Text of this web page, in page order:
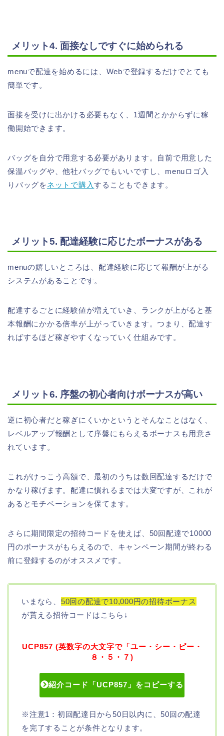
メリット4. 面接なしですぐに始められる
menuで配達を始めるには、Webで登録するだけでとても
簡単です。
面接を受けに出かける必要もなく、1週間とかからずに稼
働開始できます。
バッグを自分で用意する必要があります。自前で用意した
保温バッグや、他社バッグでもいいですし、menuロゴ入
りバッグをネットで購入することもできます。
メリット5. 配達経験に応じたボーナスがある
menuの嬉しいところは、配達経験に応じて報酬が上がる
システムがあることです。
配達するごとに経験値が増えていき、ランクが上がると基
本報酬にかかる倍率が上がっていきます。つまり、配達す
ればするほど稼ぎやすくなっていく仕組みです。
メリット6. 序盤の初心者向けボーナスが高い
逆に初心者だと稼ぎにくいかというとそんなことはなく、
レベルアップ報酬として序盤にもらえるボーナスも用意さ
れています。
これがけっこう高額で、最初のうちは数回配達するだけで
かなり稼げます。配達に慣れるまでは大変ですが、これが
あるとモチベーションを保てます。
さらに期間限定の招待コードを使えば、50回配達で10000
円のボーナスがもらえるので、キャンペーン期間が終わる
前に登録するのがオススメです。
いまなら、 50回の配達で10,000円の招待ボーナス
が貰える招待コードはこちら↓
UCP857 (英数字の大文字で「ユー・シー・ピー・
８・５・７)
紹介コード「UCP857」をコピーする
※注意1：初回配達日から50日以内に、50回の配達
を完了することが条件となります。